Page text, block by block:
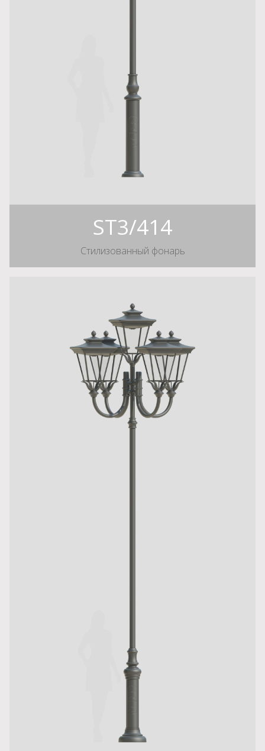
ST3/414
Стилизованный фонарь